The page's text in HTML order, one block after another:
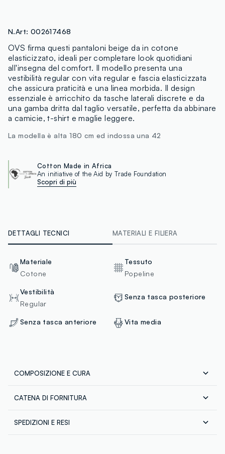
N.Art: 002617468
OVS firma questi pantaloni beige da in cotone
elasticizzato, ideali per completare look quotidiani
all'insegna del comfort. Il modello presenta una
vestibilità regular con vita regular e fascia elasticizzata
che assicura praticità e una linea morbida. Il design
essenziale è arricchito da tasche laterali discrete e da
una gamba dritta dal taglio versatile, perfetta da abbinare
a camicie, t-shirt e maglie leggere.
La modella è alta 180 cm ed indossa una 42
Cotton Made in Africa
An initiative of the Aid by Trade Foundation
Scopri di più
DETTAGLI TECNICI MATERIALI E FILIERA
Materiale
Cotone
Tessuto
Popeline
Vestibilità
Regular
Senza tasca posteriore
Senza tasca anteriore Vita media
COMPOSIZIONE E CURA
Composizione: 98% COTONE,2% ELASTAN
CATENA DI FORNITURA
Il 100% dei nostri articoli viene sottoposto a test
SPEDIZIONI E RESI